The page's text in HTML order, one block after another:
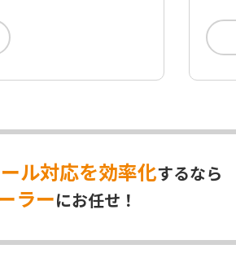
ル対応を効率化するなら
ラーにお任せ！